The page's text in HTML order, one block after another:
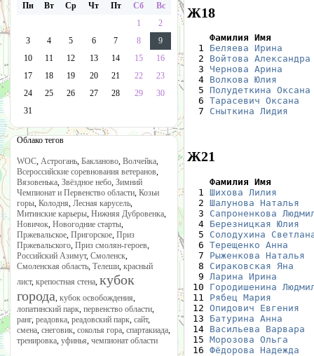
Пн Вт Ср Чт Пт Сб
Вс
1
2
3
4 5 6 7 8
9
10
11 12 13 14 15
16
17
18 19 20 21 22
23
24
25 26 27 28 29
30
31
Облако тегов
WOC, Астрогань, Бакланово, Волчейка,
Всероссийские соревнования ветеранов,
Вязовенька, Звёздное небо, Зимний
Чемпионат и Первенство области, Козьи
горы, Колодня, Лесная карусель,
Митинские карьеры, Нижняя Дубровенка,
Новичок, Новогодние старты,
Пржевальское, Пригорское, Приз
Пржевальского, Приз смолян-героев,
Российский Азимут, Смоленск,
Смоленская область, Телеши, красный
лист, крепостная стена, кубок
города, кубок освобождения,
лопатинский парк, первенство области,
ранг, реадовка, реадовский парк, сайт,
смена, снеговик, соколья гора, спартакиада,
тренировка, уфинья, чемпионат области
Ж18
Фамилия Имя
1 Беляева Ирина
  2
Войтова Александра
  3
Чернова Арина
  4
Волкова Юлия
  5
Полудеткина Оксана
  6
Тарасевич Оксана
  7
Сныткина Лидия
Ж21
Фамилия Имя
1 Шихова Лилия
  2
Шалунова Наталья
  3
Сапроненкова
  4
Березницкая Юлия
  5
Солодухина
  6
Терещенко Анна
  7
Рыженкова Наталья
  8
Сираковская Яна
  9
Ларина Ирина
10 Городишенина
11 Рябец Мария
12 Опидович Евгения
13 Батурина Анна
14 Васильева Варвара
15 Морозова Ольга
16 Фёдорова Надежда